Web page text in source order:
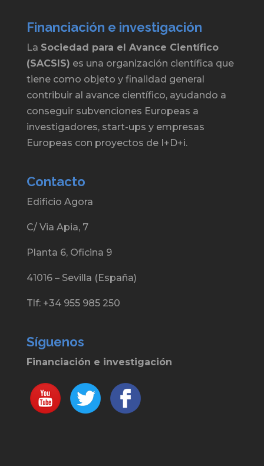
Financiación e investigación
La Sociedad para el Avance Científico
(SACSIS) es una organización científica que
tiene como objeto y finalidad general
contribuir al avance científico, ayudando a
conseguir subvenciones Europeas a
investigadores, start-ups y empresas
Europeas con proyectos de I+D+i.
Contacto
Edificio Agora
C/ Via Apia, 7
Planta 6, Oficina 9
41016 – Sevilla (España)
Tlf: +34 955 985 250
Síguenos
Financiación e investigación